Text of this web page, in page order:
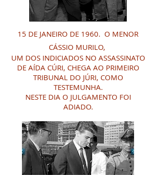
15 DE JANEIRO DE 1960. O MENOR
CÁSSIO MURILO,
UM DOS INDICIADOS NO ASSASSINATO
DE AÍDA CÚRI, CHEGA AO PRIMEIRO
TRIBUNAL DO JÚRI, COMO
TESTEMUNHA.
NESTE DIA O JULGAMENTO FOI
ADIADO.